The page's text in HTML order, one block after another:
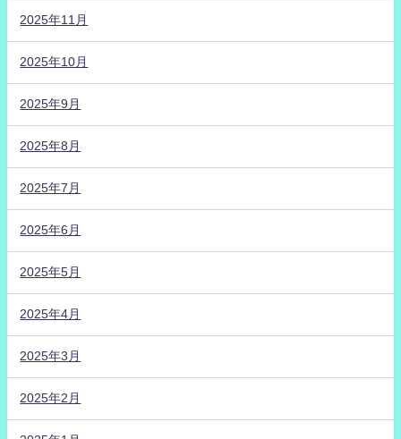
2025年11月
2025年10月
2025年9月
2025年8月
2025年7月
2025年6月
2025年5月
2025年4月
2025年3月
2025年2月